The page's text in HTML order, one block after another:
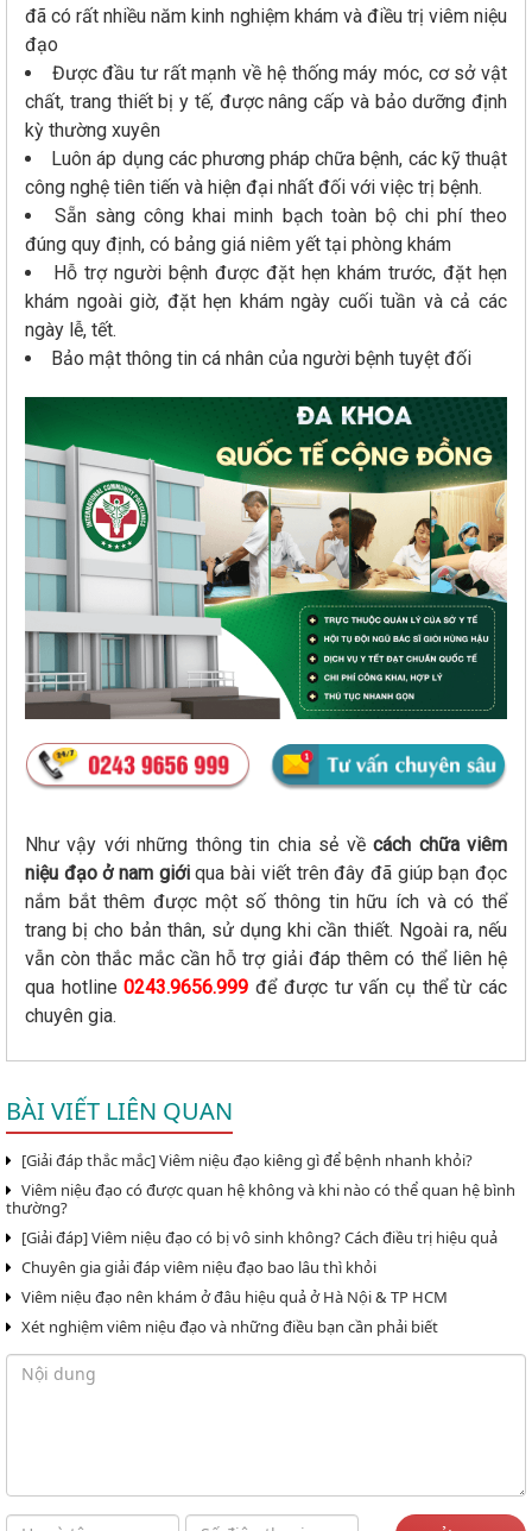
đã có rất nhiều năm kinh nghiệm khám và điều trị viêm niệu
đạo
Được đầu tư rất mạnh về hệ thống máy móc, cơ sở vật
chất, trang thiết bị y tế, được nâng cấp và bảo dưỡng định
kỳ thường xuyên
Luôn áp dụng các phương pháp chữa bệnh, các kỹ thuật
công nghệ tiên tiến và hiện đại nhất đối với việc trị bệnh.
Sẵn sàng công khai minh bạch toàn bộ chi phí theo
đúng quy định, có bảng giá niêm yết tại phòng khám
Hỗ trợ người bệnh được đặt hẹn khám trước, đặt hẹn
khám ngoài giờ, đặt hẹn khám ngày cuối tuần và cả các
ngày lễ, tết.
Bảo mật thông tin cá nhân của người bệnh tuyệt đối
Như vậy với những thông tin chia sẻ vềcách chữa viêm
niệu đạo ở nam giớiqua bài viết trên đây đã giúp bạn đọc
nắm bắt thêm được một số thông tin hữu ích và có thể
trang bị cho bản thân, sử dụng khi cần thiết. Ngoài ra, nếu
vẫn còn thắc mắc cần hỗ trợ giải đáp thêm có thể liên hệ
qua hotline0243.9656.999 để được tư vấn cụ thể từ các
chuyên gia.
BÀI VIẾT LIÊN QUAN
[Giải đáp thắc mắc] Viêm niệu đạo kiêng gì để bệnh nhanh khỏi?
Viêm niệu đạo có được quan hệ không và khi nào có thể quan hệ bình
thường?
[Giải đáp] Viêm niệu đạo có bị vô sinh không? Cách điều trị hiệu quả
Chuyên gia giải đáp viêm niệu đạo bao lâu thì khỏi
Viêm niệu đạo nên khám ở đâu hiệu quả ở Hà Nội & TP HCM
Xét nghiệm viêm niệu đạo và những điều bạn cần phải biết